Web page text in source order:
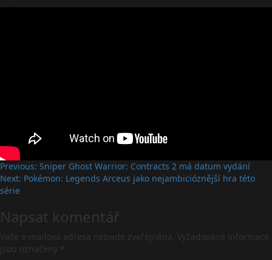
Post
navigation
Previous: Sniper Ghost Warrior: Contracts 2 má datum vydání
Next: Pokémon: Legends Arceus jako nejambicióznější hra této
série
Napsat komentář
Vaše e-mailová adresa nebude zveřejněna. Vyžadované informace
jsou označeny *